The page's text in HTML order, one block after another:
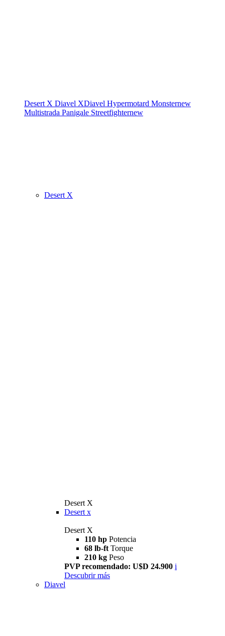
Desert X Diavel XDiavel Hypermotard Monsternew
Multistrada Panigale Streetfighternew
Desert X
Desert X
Desert x
Desert X
110 hp Potencia
68 lb-ft Torque
210 kg Peso
PVP recomendado: U$D 24.900 i
Descubrir más
Diavel